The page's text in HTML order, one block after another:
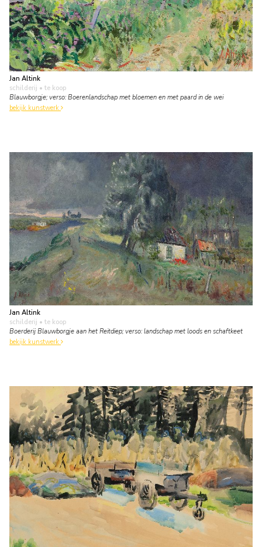
Jan Altink
schilderij • te koop
Blauwborgje; verso: Boerenlandschap met bloemen en met paard in de wei
bekijk kunstwerk
Jan Altink
schilderij • te koop
Boerderij Blauwborgje aan het Reitdiep; verso: landschap met loods en schaftkeet
bekijk kunstwerk